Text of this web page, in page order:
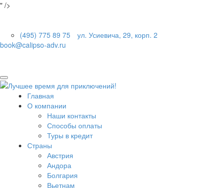
" />
(495) 775 89 75
ул. Усиевича, 29, корп. 2
book@calipso-adv.ru
Главная
О компании
Наши контакты
Способы оплаты
Туры в кредит
Страны
Австрия
Андора
Болгария
Вьетнам